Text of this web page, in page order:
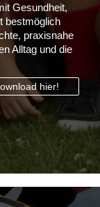
Gesundheit,
bestmöglich
praxisnahe
Alltag und die
hier!